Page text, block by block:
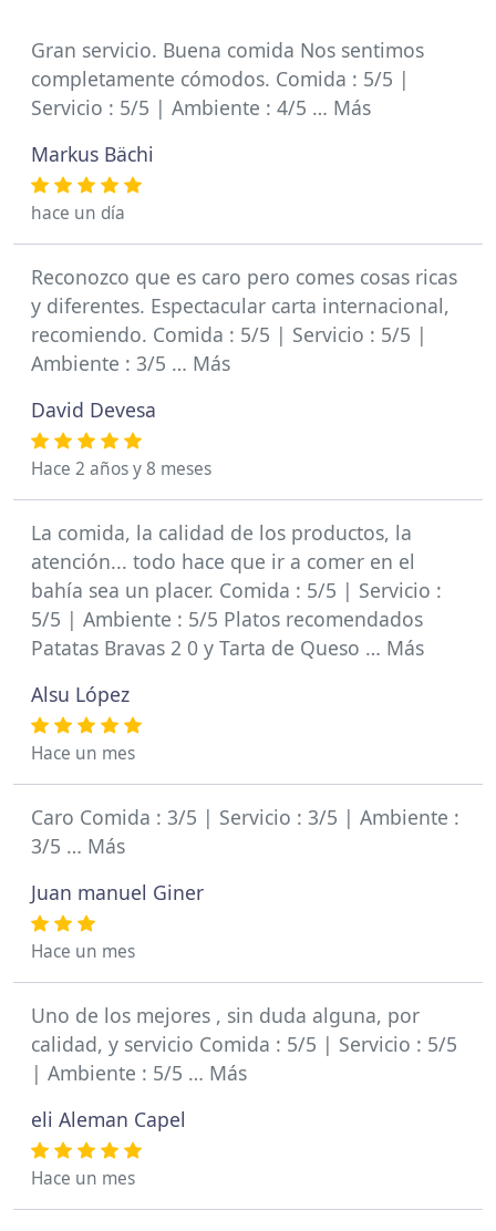
Gran servicio. Buena comida Nos sentimos
completamente cómodos. Comida : 5/5 |
Servicio : 5/5 | Ambiente : 4/5 … Más
Markus Bächi
hace un día
Reconozco que es caro pero comes cosas ricas
y diferentes. Espectacular carta internacional,
recomiendo. Comida : 5/5 | Servicio : 5/5 |
Ambiente : 3/5 … Más
David Devesa
Hace 2 años y 8 meses
La comida, la calidad de los productos, la
atención... todo hace que ir a comer en el
bahía sea un placer. Comida : 5/5 | Servicio :
5/5 | Ambiente : 5/5 Platos recomendados
Patatas Bravas 2 0 y Tarta de Queso … Más
Alsu López
Hace un mes
Caro Comida : 3/5 | Servicio : 3/5 | Ambiente :
3/5 … Más
Juan manuel Giner
Hace un mes
Uno de los mejores , sin duda alguna, por
calidad, y servicio Comida : 5/5 | Servicio : 5/5
| Ambiente : 5/5 … Más
eli Aleman Capel
Hace un mes